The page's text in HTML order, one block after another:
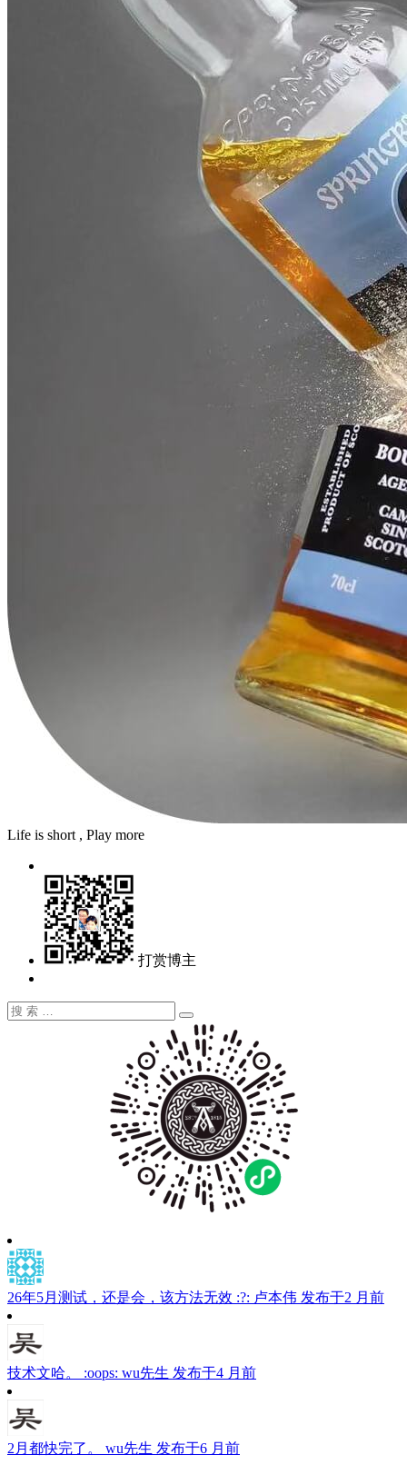
Life is short , Play more
打赏博主
搜
搜
索
26年5月测试，还是会，该方法无效 :?: 卢本伟 发布于2 月前
技术文哈。 :oops: wu先生 发布于4 月前
2月都快完了。 wu先生 发布于6 月前